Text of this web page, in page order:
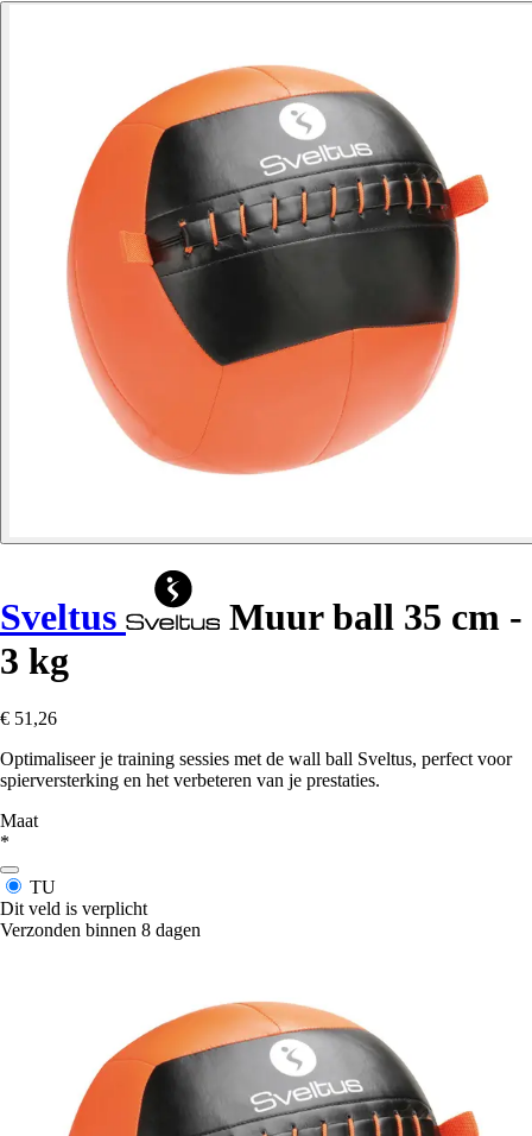
Sveltus
Muur ball 35 cm -
3 kg
€ 51,26
Optimaliseer je training sessies met de wall ball Sveltus, perfect voor
spierversterking en het verbeteren van je prestaties.
Maat
*
TU
Dit veld is verplicht
Verzonden binnen 8 dagen